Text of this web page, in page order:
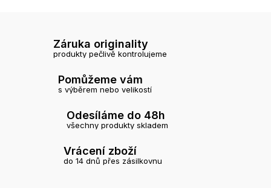
Záruka originality
produkty pečlivě kontrolujeme
Pomůžeme vám
s výběrem nebo velikostí
Odesíláme do 48h
všechny produkty skladem
Vrácení zboží
do 14 dnů přes zásilkovnu